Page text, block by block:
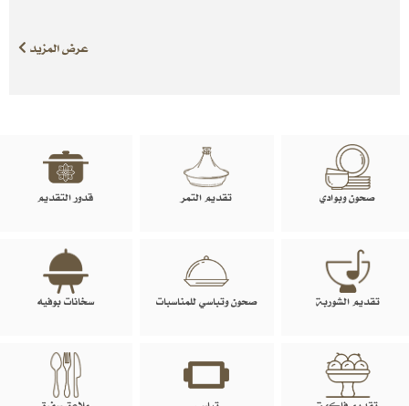
عرض المزيد
صحون وبوادي تقديم التمر قدور التقديم
تقديم الشوربة صحون وتباسي للمناسبات سخانات بوفيه